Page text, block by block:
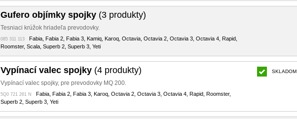
Gufero objímky spojky (3 produkty)
Tesniaci krúžok hriadeľa prevodovky.
085 311 113 Fabia, Fabia 2, Fabia 3, Kamiq, Karoq, Octavia, Octavia 2, Octavia 3, Octavia 4, Rapid,
Roomster, Scala, Superb 2, Superb 3, Yeti
Vypínací valec spojky (4 produkty)
Vypínací valec spojky, pre prevodovky MQ 200.
5Q0 721 261 N Fabia, Fabia 2, Fabia 3, Karoq, Octavia 2, Octavia 3, Octavia 4, Rapid, Roomster,
Superb 2, Superb 3, Yeti
SKLADOM